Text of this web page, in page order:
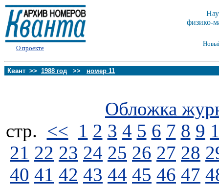
О проекте
физико-
Квант >> 1988 год >> номер 11
Обложка
стp. << 1 2 3 4 5 6 7 8 9
21 22 23 24 25 26 27 28
40 41 42 43 44 45 46 47